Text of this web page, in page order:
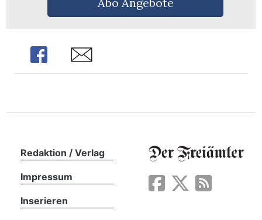
Share Share
Redaktion / Verlag
Impressum
Inserieren